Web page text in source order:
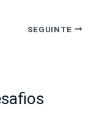
SEGUINTE